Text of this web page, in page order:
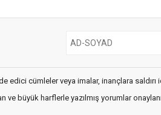
edici cümleler veya imalar, inançlara saldırı
ve büyük harflerle yazılmış yorumlar